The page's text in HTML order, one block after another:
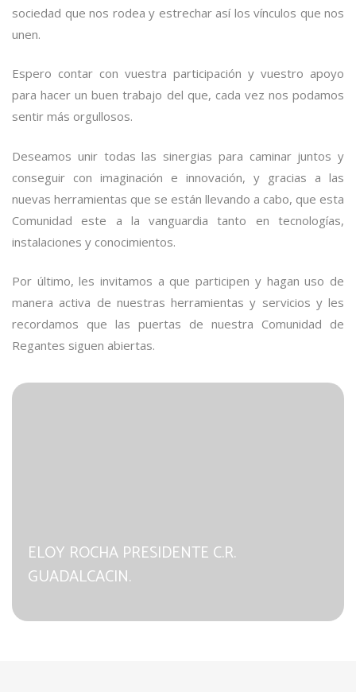
sociedad que nos rodea y estrechar así los vínculos que nos
unen.
Espero contar con vuestra participación y vuestro apoyo
para hacer un buen trabajo del que, cada vez nos podamos
sentir más orgullosos.
Deseamos unir todas las sinergias para caminar juntos y
conseguir con imaginación e innovación, y gracias a las
nuevas herramientas que se están llevando a cabo, que esta
Comunidad este a la vanguardia tanto en tecnologías,
instalaciones y conocimientos.
Por último, les invitamos a que participen y hagan uso de
manera activa de nuestras herramientas y servicios y les
recordamos que las puertas de nuestra Comunidad de
Regantes siguen abiertas.
ELOY ROCHA PRESIDENTE C.R.
GUADALCACIN.